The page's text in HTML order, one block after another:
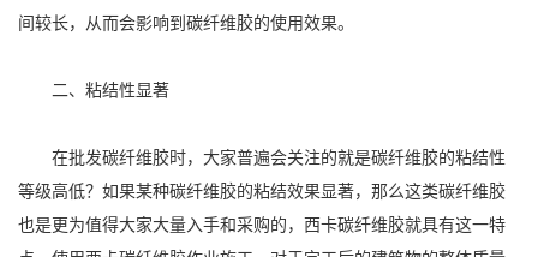
间较长，从而会影响到碳纤维胶的使用效果。
二、粘结性显著
在批发碳纤维胶时，大家普遍会关注的就是碳纤维胶的粘结性
等级高低？如果某种碳纤维胶的粘结效果显著，那么这类碳纤维胶
也是更为值得大家大量入手和采购的，西卡碳纤维胶就具有这一特